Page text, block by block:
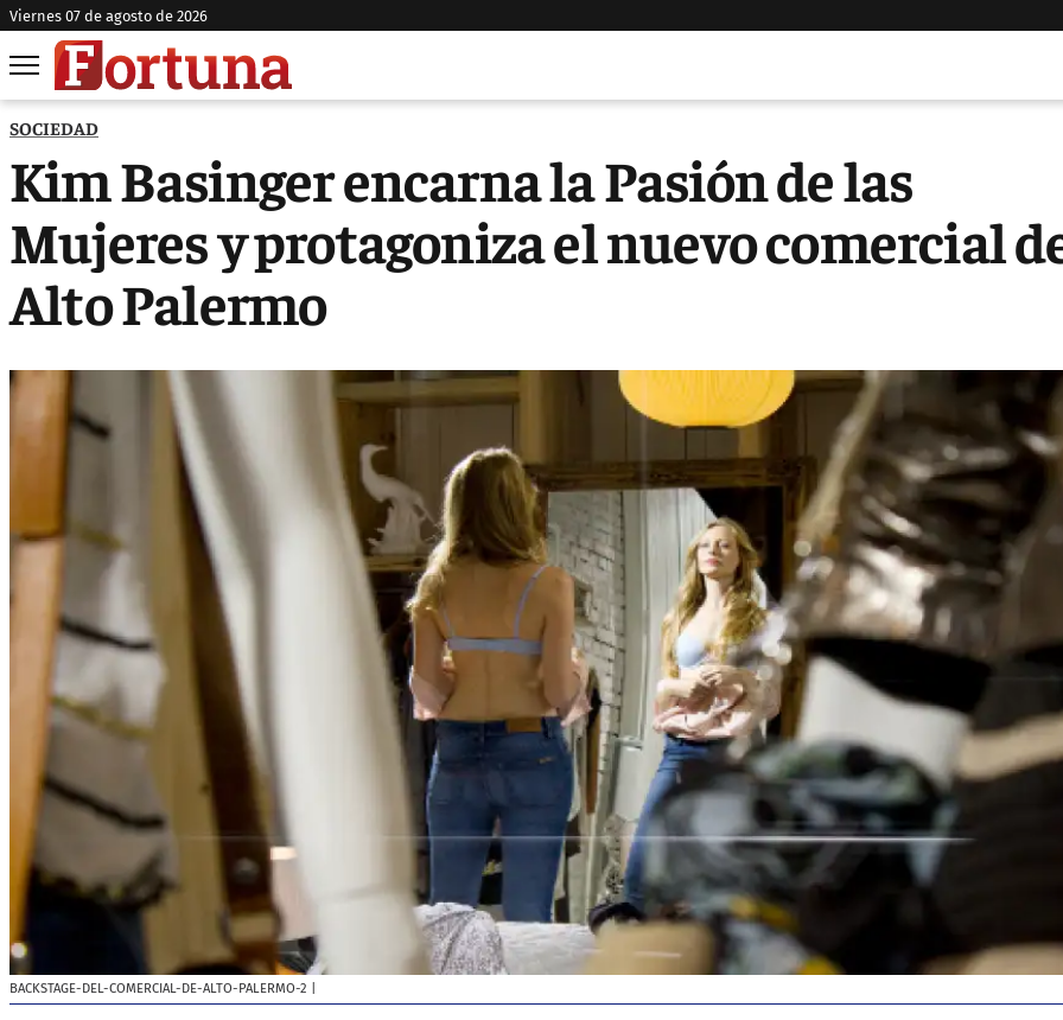
viernes 07 de agosto de 2026
SOCIEDAD
Kim Basinger encarna la Pasión de las
Mujeres y protagoniza el nuevo comercial
Alto Palermo
BACKSTAGE-DEL-COMERCIAL-DE-ALTO-PALERMO-2